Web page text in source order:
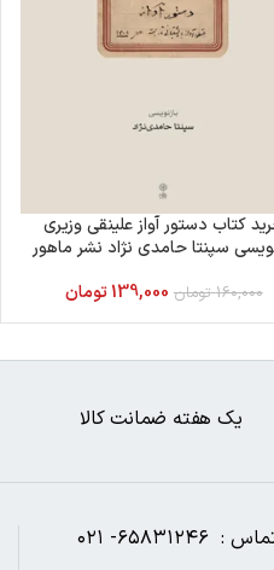
کتاب دستور آواز علینقی وزیری
سپنتا حامدی نژاد نشر ماهور
160,000 تومان 139,000تومان
یک هفته ضمانت کالا
۰۲۱